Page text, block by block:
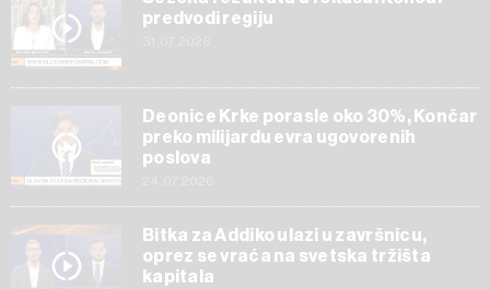
predvodi regiju
Deonice Krke porasle oko 30%, Končar
preko milijardu evra ugovorenih
poslova
Bitka za Addiko ulazi u završnicu,
oprez se vraća na svetska tržišta
kapitala